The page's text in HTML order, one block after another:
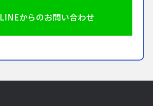
LINEからのお問い合わせ